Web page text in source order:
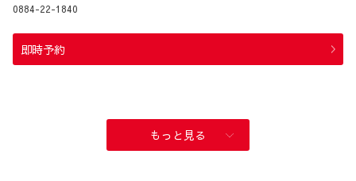
0884-22-1840
即時予約
もっと見る